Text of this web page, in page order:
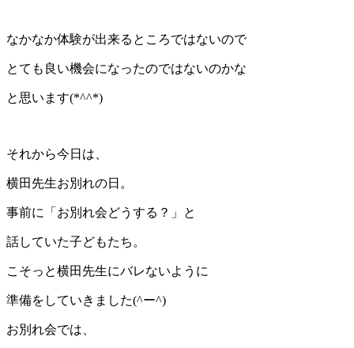
なかなか体験が出来るところではないので
とても良い機会になったのではないのかな
と思います(*^^*)
それから今日は、
横田先生お別れの日。
事前に「お別れ会どうする？」と
話していた子どもたち。
こそっと横田先生にバレないように
準備をしていきました(^ー^)
お別れ会では、